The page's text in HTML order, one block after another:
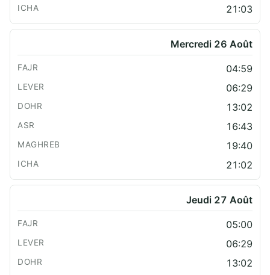
21:03
Mercredi 26 Août
04:59
06:29
13:02
16:43
19:40
21:02
Jeudi 27 Août
05:00
06:29
13:02